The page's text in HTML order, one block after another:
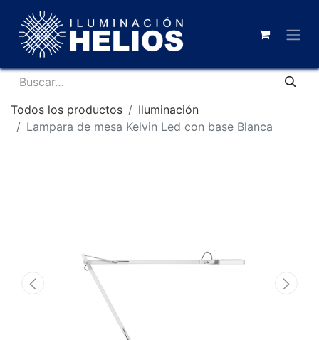
Todos los productos
Iluminación
Lampara de mesa Kelvin Led con base Blanca